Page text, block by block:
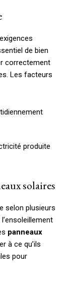
de bien
correctement
Les facteurs
produite
solaires
selon plusieurs
panneaux
à ce qu’ils
pour